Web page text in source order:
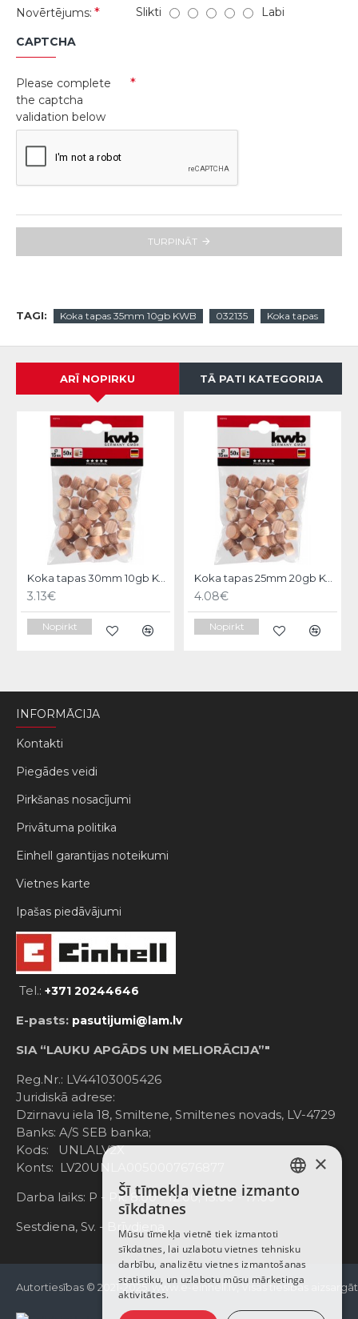
Novērtējums:
Slikti Labi
CAPTCHA
Please complete
the captcha
validation below
TURPINĀT
TAGI: Koka tapas 35mm 10gb KWB 032135 Koka tapas
ARĪ NOPIRKU TĀ PATI KATEGORIJA
Koka tapas 30mm 10gb KWB
3.13€
Nopirkt
Koka tapas 25mm 20gb KWB
4.08€
Nopirkt
INFORMĀCIJA
Kontakti
Piegādes veidi
Pirkšanas nosacījumi
Privātuma politika
Einhell garantijas noteikumi
Vietnes karte
Ipašas piedāvājumi
Tel.: +371 20244646
E-pasts: pasutijumi@lam.lv
SIA “LAUKU APGĀDS UN MELIORĀCIJA”"
Reg.Nr.: LV44103005426
Juridiskā adrese:
Dzirnavu iela 18, Smiltene, Smiltenes novads, LV-4729
Banks: A/S SEB banka;
Kods: UNLALV2X
Konts: LV20UNLA0050007676877
Darba laiks: P - Pk. 8:00 - 12:00; 13:00 - 17:00
Sestdiena, Sv. - Brīvdiena
Autortiesības © 2021-2025, www.e-einhell.lv, Visas tiesības
LATVIAN
ENGLISH
×
Šī tīmekļa vietne izmanto
sīkdatnes
Mūsu tīmekļa vietnē tiek izmantoti
sīkdatnes, lai uzlabotu vietnes tehnisku
darbību, analizētu vietnes izmantošanas
statistiku, un uzlabotu mūsu mārketinga
aktivitātes.